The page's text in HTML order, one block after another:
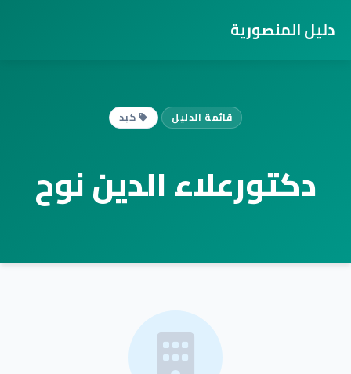
دليل المنصورية
قائمة الدليل كبد
دكتورعلاء الدين نوح